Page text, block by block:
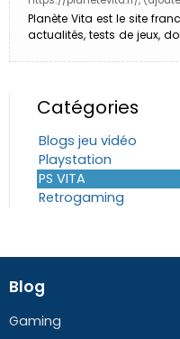
Planète Vita est le site
actualités, tests de jeux,
Catégories
Blogs jeu vidéo
Playstation
PS VITA
Retrogaming
Blog
Gaming